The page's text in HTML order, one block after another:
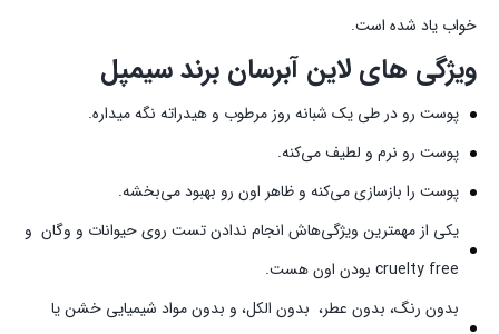
خواب یاد شده است.
ویژگی های لاین آبرسان برند سیمپل
پوست رو در طی یک شبانه روز مرطوب و هیدراته نگه‌ میداره.
پوست رو نرم و لطیف می‌کنه.
پوست را بازسازی می‌کنه و ظاهر اون رو بهبود می‌بخشه.
یکی از مهمترین ویژگی‌هاش انجام ندادن تست روی حیوانات و وگان و
cruelty free بودن اون هست.
بدون رنگ، بدون عطر، بدون الکل، و بدون مواد شیمیایی خشن یا